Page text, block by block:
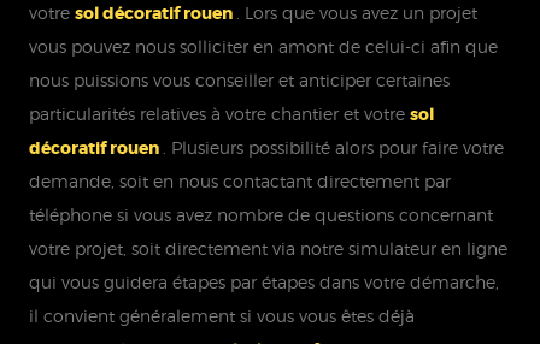
votre sol décoratif rouen
. Lors que vous avez un projet
vous pouvez nous solliciter en amont de celui-ci afin que
nous puissions vous conseiller et anticiper certaines
particularités relatives à votre chantier et votre sol
décoratif rouen
. Plusieurs possibilité alors pour faire votre
demande, soit en nous contactant directement par
téléphone si vous avez nombre de questions concernant
votre projet, soit directement via notre simulateur en ligne
qui vous guidera étapes par étapes dans votre démarche,
il convient généralement si vous vous êtes déjà